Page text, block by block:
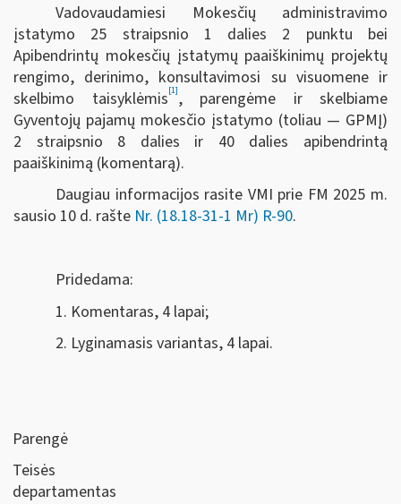
Vadovaudamiesi Mokesčių administravimo
įstatymo 25 straipsnio 1 dalies 2 punktu bei
Apibendrintų mokesčių įstatymų paaiškinimų projektų
rengimo, derinimo, konsultavimosi su visuomene ir
skelbimo taisyklėmis[1], parengėme ir skelbiame
Gyventojų pajamų mokesčio įstatymo (toliau — GPMĮ)
2 straipsnio 8 dalies ir 40 dalies apibendrintą
paaiškinimą (komentarą).
Daugiau informacijos rasite VMI prie FM 2025 m.
sausio 10 d. rašte Nr. (18.18-31-1 Mr) R-90.
Pridedama:
1. Komentaras, 4 lapai;
2. Lyginamasis variantas, 4 lapai.
Parengė
Teisės
departamentas